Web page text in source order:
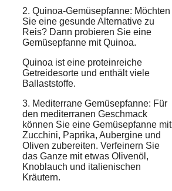
2. Quinoa-Gemüsepfanne: Möchten
Sie eine gesunde Alternative zu
Reis? Dann probieren Sie eine
Gemüsepfanne mit Quinoa.
Quinoa ist eine proteinreiche
Getreidesorte und enthält viele
Ballaststoffe.
3. Mediterrane Gemüsepfanne: Für
den mediterranen Geschmack
können Sie eine Gemüsepfanne mit
Zucchini, Paprika, Aubergine und
Oliven zubereiten. Verfeinern Sie
das Ganze mit etwas Olivenöl,
Knoblauch und italienischen
Kräutern.